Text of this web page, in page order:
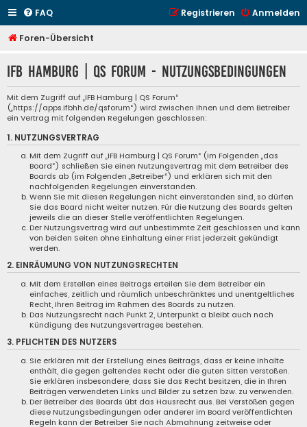
FAQ Anmelden
Registrieren
Foren-Übersicht
IFB Hamburg | QS Forum - Nutzungsbedingungen
Mit dem Zugriff auf „IFB Hamburg | QS Forum“
(„https://apps.ifbhh.de/qsforum“) wird zwischen Ihnen und dem Betreiber
ein Vertrag mit folgenden Regelungen geschlossen:
1. NUTZUNGSVERTRAG
Mit dem Zugriff auf „IFB Hamburg | QS Forum“ (im Folgenden „das
Board“) schließen Sie einen Nutzungsvertrag mit dem Betreiber des
Boards ab (im Folgenden „Betreiber“) und erklären sich mit den
nachfolgenden Regelungen einverstanden.
Wenn Sie mit diesen Regelungen nicht einverstanden sind, so dürfen
Sie das Board nicht weiter nutzen. Für die Nutzung des Boards gelten
jeweils die an dieser Stelle veröffentlichten Regelungen.
Der Nutzungsvertrag wird auf unbestimmte Zeit geschlossen und kann
von beiden Seiten ohne Einhaltung einer Frist jederzeit gekündigt
werden.
2. EINRÄUMUNG VON NUTZUNGSRECHTEN
Mit dem Erstellen eines Beitrags erteilen Sie dem Betreiber ein
einfaches, zeitlich und räumlich unbeschränktes und unentgeltliches
Recht, Ihren Beitrag im Rahmen des Boards zu nutzen.
Das Nutzungsrecht nach Punkt 2, Unterpunkt a bleibt auch nach
Kündigung des Nutzungsvertrages bestehen.
3. PFLICHTEN DES NUTZERS
Sie erklären mit der Erstellung eines Beitrags, dass er keine Inhalte
enthält, die gegen geltendes Recht oder die guten Sitten verstoßen.
Sie erklären insbesondere, dass Sie das Recht besitzen, die in Ihren
Beiträgen verwendeten Links und Bilder zu setzen bzw. zu verwenden.
Der Betreiber des Boards übt das Hausrecht aus. Bei Verstößen gegen
diese Nutzungsbedingungen oder anderer im Board veröffentlichten
Regeln kann der Betreiber Sie nach Abmahnung zeitweise oder